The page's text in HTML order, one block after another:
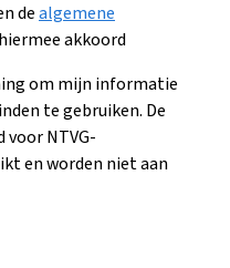
dealgemene
akkoord
om mijn informatie
te gebruiken. De
NTVG-
en worden niet aan